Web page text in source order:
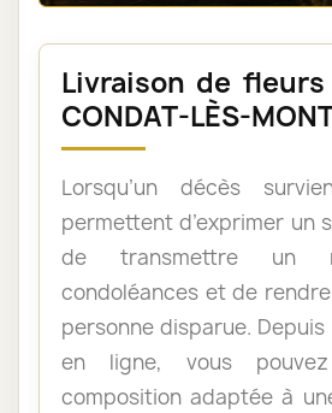
Livraison de
CONDAT-LÈS-
Lorsqu’un décès
permettent d’exprimer un
de transmettre un
condoléances et de
personne disparue.
en ligne, vous
composition adaptée à